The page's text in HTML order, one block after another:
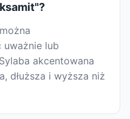
uważnie lub
akcentowana
dłuższa i wyższa niż